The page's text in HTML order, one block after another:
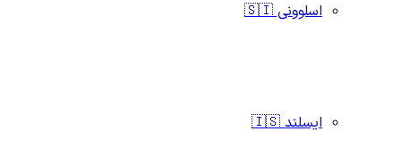
اسلوونی 🇸🇮
ایسلند 🇮🇸